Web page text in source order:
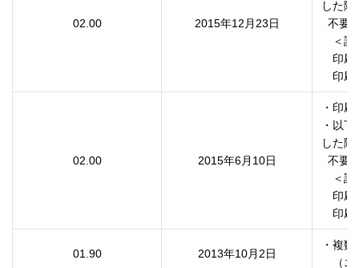
02.00 2015年12月23日
した際
  不要な線が印刷される件に対応しました。
＜設
印刷
印刷
02.00 2015年6月10日
・印
・以
した際
  不要な線が印刷される件に対応しました。
＜設
印刷
印刷
01.90 2013年10月2日
・複
（エ